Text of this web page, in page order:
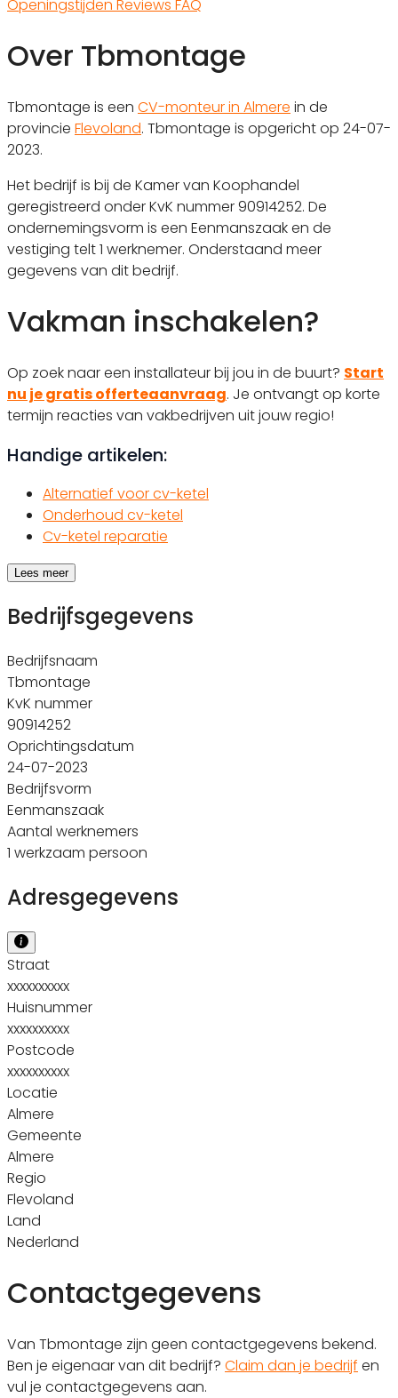
Openingstijden Reviews FAQ
Over Tbmontage
Tbmontage is een CV-monteur in Almere in de
provincie Flevoland. Tbmontage is opgericht op 24-07-
2023.
Het bedrijf is bij de Kamer van Koophandel
geregistreerd onder KvK nummer 90914252. De
ondernemingsvorm is een Eenmanszaak en de
vestiging telt 1 werknemer. Onderstaand meer
gegevens van dit bedrijf.
Vakman inschakelen?
Op zoek naar een installateur bij jou in de buurt? Start
nu je gratis offerteaanvraag. Je ontvangt op korte
termijn reacties van vakbedrijven uit jouw regio!
Handige artikelen:
Alternatief voor cv-ketel
Onderhoud cv-ketel
Cv-ketel reparatie
Lees meer
Bedrijfsgegevens
Bedrijfsnaam
Tbmontage
KvK nummer
90914252
Oprichtingsdatum
24-07-2023
Bedrijfsvorm
Eenmanszaak
Aantal werknemers
1 werkzaam persoon
Adresgegevens
Straat
xxxxxxxxxx
Huisnummer
xxxxxxxxxx
Postcode
xxxxxxxxxx
Locatie
Almere
Gemeente
Almere
Regio
Flevoland
Land
Nederland
Contactgegevens
Van Tbmontage zijn geen contactgegevens bekend.
Ben je eigenaar van dit bedrijf? Claim dan je bedrijf en
vul je contactgegevens aan.